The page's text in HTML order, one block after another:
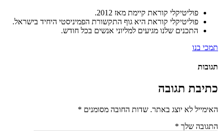
פוליטיקלי קוראת קיימת מאז 2012.
פוליטיקלי קוראת היא גוף התקשורת הפמיניסטי היחיד בישראל.
התכנים שלנו מגיעים למליוני אנשים בכל חודש.
תמכי בנו
תגובות
כתיבת תגובה
האימייל לא יוצג באתר. שדות החובה מסומנים *
התגובה שלך *